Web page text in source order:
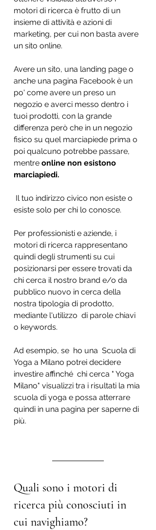
motori di ricerca è frutto di un
insieme di attività e azioni di
marketing, per cui non basta avere
un sito online.
Avere un sito, una landing page o
anche una pagina Facebook è un
po' come avere un preso un
negozio e averci messo dentro i
tuoi prodotti, con la grande
differenza però che in un negozio
fisico su quel marciapiede prima o
poi qualcuno potrebbe passare,
mentre online non esistono
marciapiedi.
esiste solo per chi lo conosce.
Per professionisti e aziende, i
motori di ricerca rappresentano
quindi degli strumenti su cui
posizionarsi per essere trovati da
chi cerca il nostro brand e/o da
pubblico nuovo in cerca della
nostra tipologia di prodotto,
mediante l'utilizzo  di parole chiavi
o keywords.
Ad esempio, se  ho una  Scuola di
Yoga a Milano potrei decidere
investire affinché  chi cerca " Yoga
Milano" visualizzi tra i risultati la mia
scuola di yoga e possa atterrare
quindi in una pagina per saperne di
più.
Quali sono i motori di
ricerca più conosciuti in
cui navighiamo?